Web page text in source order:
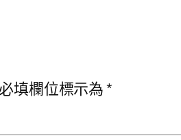
必填欄位標示為*